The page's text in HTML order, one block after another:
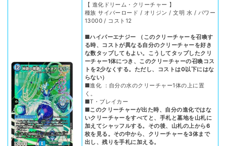
【 進化ドリーム・クリーチャー 】
種族 サイバーロード / オリジン / 文明 水 / パワー
13000 / コスト12
■ハイパーエナジー （このクリーチャーを召喚す
る時、コストが異なる自分のクリーチャーを好き
な数タップしてもよい。こうしてタップしたクリ
ーチャー1体につき、このクリーチャーの召喚コス
トを2少なくする。ただし、コストは0以下にはな
らない）
■進化 ：自分の水のクリーチャー1体の上に置
く。
■T・ブレイカー
■このクリーチャーが出た時、自分の進化ではな
いクリーチャーをすべてと、手札と墓地を山札に
加えてシャッフルする。その後、山札の上から6
枚を見る。その中から、クリーチャーを3体まで
出し、残りを手札に加える。